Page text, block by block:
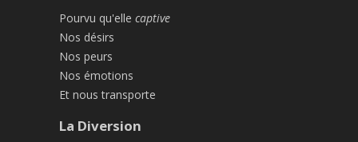
Pourvu qu'elle captive
Nos désirs
Nos peurs
Nos émotions
Et nous transporte
La Diversion